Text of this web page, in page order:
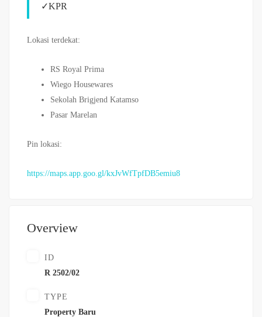
✓KPR
Lokasi terdekat:
RS Royal Prima
Wiego Housewares
Sekolah Brigjend Katamso
Pasar Marelan
Pin lokasi:
https://maps.app.goo.gl/kxJvWfTpfDB5emiu8
Overview
ID
R 2502/02
TYPE
Property Baru